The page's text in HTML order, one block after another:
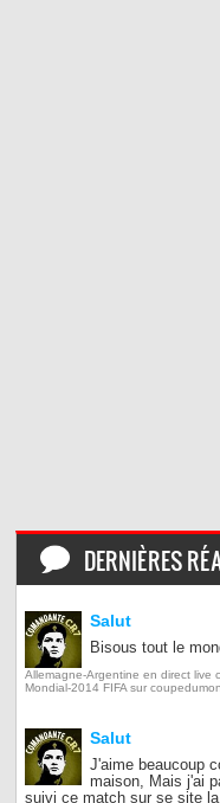
DERNIÈRES
Salut
Bisous tout le
Allemagne-Argentine en direct live
Mondial-2014 FIFA sur
Salut
J'aime beaucoup
maison, Mais j'ai
suivi ce match sur se site